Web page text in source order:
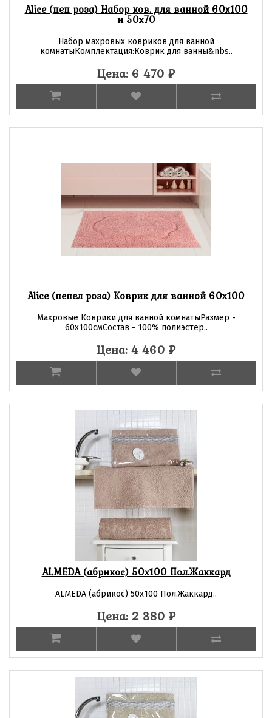
Alice (пеп роза) Набор ков. для ванной 60х100
и 50х70
Набор махровых ковриков для ванной
комнатыКомплектация:Коврик для ванны&nbs..
Цена: 6 470 ₽
Alice (пепел роза) Коврик для ванной 60х100
Махровые Коврики для ванной комнатыРазмер -
60х100смСостав - 100% полиэстер..
Цена: 4 460 ₽
ALMEDA (абрикос) 50х100 Пол.Жаккард
ALMEDA (абрикос) 50х100 Пол.Жаккард..
Цена: 2 380 ₽